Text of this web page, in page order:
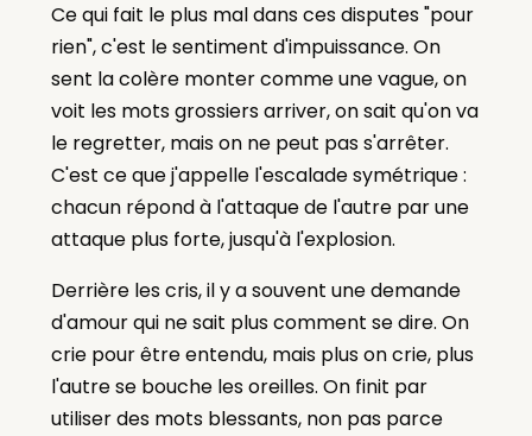
Ce qui fait le plus mal dans ces disputes "pour
rien", c'est le sentiment d'impuissance. On
sent la colère monter comme une vague, on
voit les mots grossiers arriver, on sait qu'on va
le regretter, mais on ne peut pas s'arrêter.
C'est ce que j'appelle l'escalade symétrique :
chacun répond à l'attaque de l'autre par une
attaque plus forte, jusqu'à l'explosion.
Derrière les cris, il y a souvent une demande
d'amour qui ne sait plus comment se dire. On
crie pour être entendu, mais plus on crie, plus
l'autre se bouche les oreilles. On finit par
utiliser des mots blessants, non pas parce